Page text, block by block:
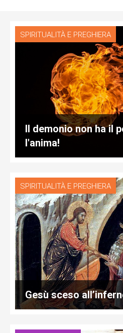
SPIRITUALITÀ E PREGHIERA
Il demonio non ha il
l'anima!
SPIRITUALITÀ E PREGHIERA
Gesù sceso